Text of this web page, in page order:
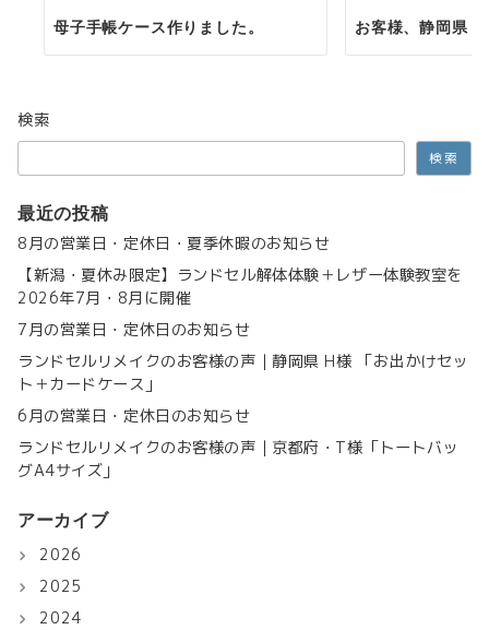
母子手帳ケース作りました。 お客様、静岡県・
検索
検索
最近の投稿
8月の営業日・定休日・夏季休暇のお知らせ
【新潟・夏休み限定】ランドセル解体体験＋レザー体験教室を
2026年7月・8月に開催
7月の営業日・定休日のお知らせ
ランドセルリメイクのお客様の声｜静岡県 H様 「お出かけセッ
ト＋カードケース」
6月の営業日・定休日のお知らせ
ランドセルリメイクのお客様の声｜京都府・T様「トートバッ
グA4サイズ」
アーカイブ
2026
2025
2024